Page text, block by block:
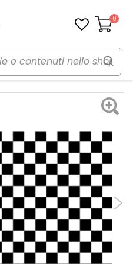
Carrello
0
e pellicole
Scacchi Maxi - GAT